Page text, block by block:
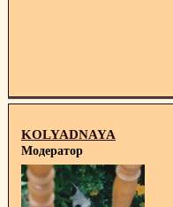
KOLYADNAYA
Модератор